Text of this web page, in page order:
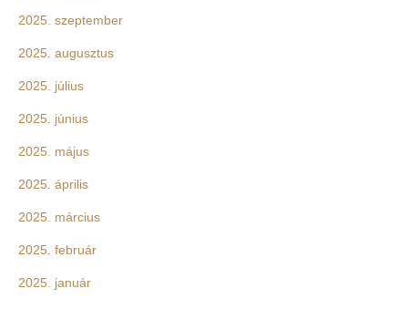
2025. szeptember
2025. augusztus
2025. július
2025. június
2025. május
2025. április
2025. március
2025. február
2025. január